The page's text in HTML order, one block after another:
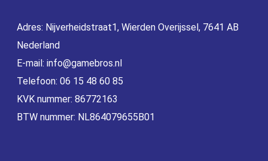
Adres: Nijverheidstraat1, Wierden Overijssel, 7641 AB
Nederland
E-mail: info@gamebros.nl
Telefoon: 06 15 48 60 85
KVK nummer: 86772163
BTW nummer: NL864079655B01